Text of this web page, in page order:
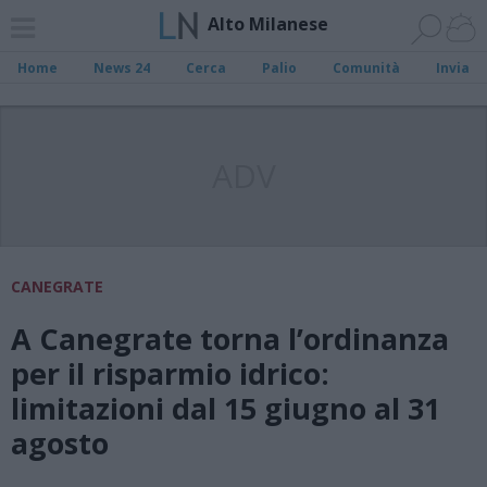
Alto Milanese
Home News 24 Cerca Palio Comunità Invia
CANEGRATE
A Canegrate torna l’ordinanza
per il risparmio idrico:
limitazioni dal 15 giugno al 31
agosto